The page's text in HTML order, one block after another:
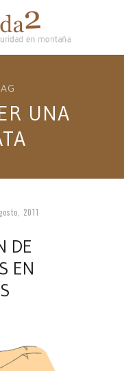
UNA
2011
DE
EN